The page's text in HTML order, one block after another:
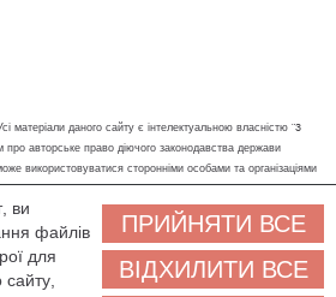
матеріали даного сайту є інтелектуальною власністю "3
авторське право діючого законодавства держави
використовуватися сторонніми особами та організаціями
яке завантаження, копіювання, друк та інше використання
цілей повинно супроводжуватись працюючим
на джерело.
дані (cookies, IP-адреса, місце розташування), щоб вам
ви
файлів
для
сайту,
ПРИЙНЯТИ ВСЕ
ВІДХИЛИТИ ВСЕ